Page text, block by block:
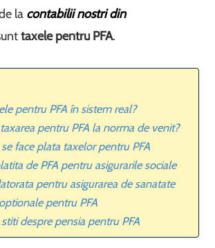
la contabilii nostri din
taxele pentru PFA.
pentru PFA în sistem real?
pentru PFA la norma de venit?
face plata taxelor pentru PFA
de PFA pentru asigurarile sociale
pentru asigurarea de sanatate
pentru PFA
despre pensia pentru PFA